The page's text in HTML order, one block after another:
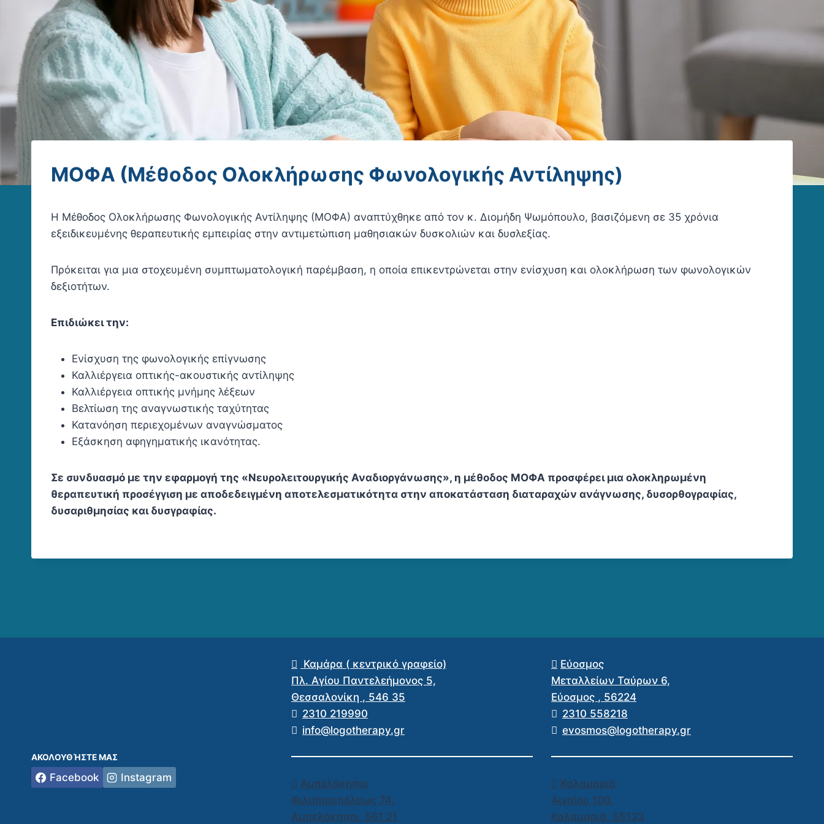
ΜΟΦΑ (Μέθοδος Ολοκλήρωσης Φωνολογικής Αντίληψης)
Η Μέθοδος Ολοκλήρωσης Φωνολογικής Αντίληψης (ΜΟΦΑ) αναπτύχθηκε από τον κ. Διομήδη Ψωμόπουλο, βασιζόμενη σε 35 χρόνια
εξειδικευμένης θεραπευτικής εμπειρίας στην αντιμετώπιση μαθησιακών δυσκολιών και δυσλεξίας.
Πρόκειται για μια στοχευμένη συμπτωματολογική παρέμβαση, η οποία επικεντρώνεται στην ενίσχυση και ολοκλήρωση των φωνολογικών
δεξιοτήτων.
Επιδιώκει την:
Ενίσχυση της φωνολογικής επίγνωσης
Καλλιέργεια οπτικής-ακουστικής αντίληψης
Καλλιέργεια οπτικής μνήμης λέξεων
Βελτίωση της αναγνωστικής ταχύτητας
Κατανόηση περιεχομένων αναγνώσματος
Εξάσκηση αφηγηματικής ικανότητας.
Σε συνδυασμό με την εφαρμογή της «Νευρολειτουργικής Αναδιοργάνωσης», η μέθοδος ΜΟΦΑ προσφέρει μια ολοκληρωμένη
θεραπευτική προσέγγιση με αποδεδειγμένη αποτελεσματικότητα στην αποκατάσταση διαταραχών ανάγνωσης, δυσορθογραφίας,
δυσαριθμησίας και δυσγραφίας.
Καμάρα ( κεντρικό γραφείο)
Πλ. Αγίου Παντελεήμονος 5,
Θεσσαλονίκη , 546 35
2310 219990
info@logotherapy.gr
Εύοσμος
Μεταλλείων Ταύρων 6,
Εύοσμος , 56224
2310 558218
evosmos@logotherapy.gr
ΑΚΟΛΟΥΘΉΣΤΕ ΜΑΣ
Facebook Instagram
Αμπελόκηποι
Φιλιππουπόλεως 74,
Αμπελόκηποι, 561 21
Καλαμαριά
Αιγαίου 100,
Καλαμαριά, 55133